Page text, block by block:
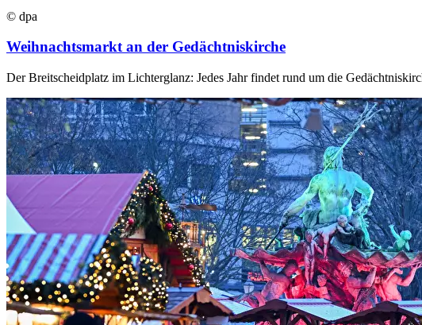
© dpa
Weihnachtsmarkt an der Gedächtniskirche
Der Breitscheidplatz im Lichterglanz: Jedes Jahr findet rund um die